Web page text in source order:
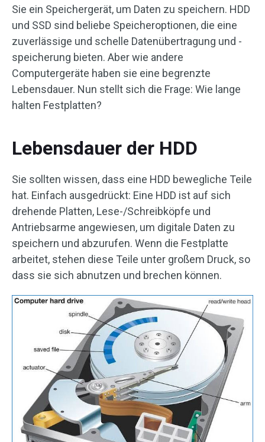
Sie ein Speichergerät, um Daten zu speichern. HDD
und SSD sind beliebe Speicheroptionen, die eine
zuverlässige und schelle Datenübertragung und -
speicherung bieten. Aber wie andere
Computergeräte haben sie eine begrenzte
Lebensdauer. Nun stellt sich die Frage: Wie lange
halten Festplatten?
Lebensdauer der HDD
Sie sollten wissen, dass eine HDD bewegliche Teile
hat. Einfach ausgedrückt: Eine HDD ist auf sich
drehende Platten, Lese-/Schreibköpfe und
Antriebsarme angewiesen, um digitale Daten zu
speichern und abzurufen. Wenn die Festplatte
arbeitet, stehen diese Teile unter großem Druck, so
dass sie sich abnutzen und brechen können.